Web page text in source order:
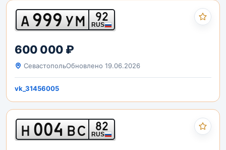
А999 УМ 92
RUS
600 000 ₽
СевастопольОбновлено 19.06.2026
vk_31456005
Н 004 ВС 82
RUS